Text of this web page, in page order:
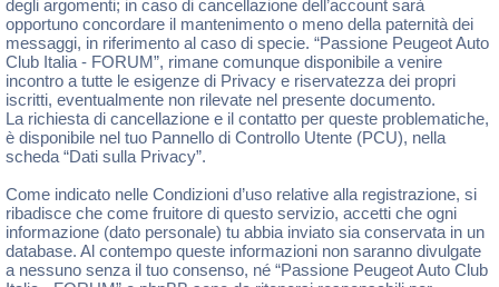
degli argomenti; in caso di cancellazione dell’account sarà
opportuno concordare il mantenimento o meno della paternità dei
messaggi, in riferimento al caso di specie. “Passione Peugeot Auto
Club Italia - FORUM”, rimane comunque disponibile a venire
incontro a tutte le esigenze di Privacy e riservatezza dei propri
iscritti, eventualmente non rilevate nel presente documento.
La richiesta di cancellazione e il contatto per queste problematiche,
è disponibile nel tuo Pannello di Controllo Utente (PCU), nella
scheda “Dati sulla Privacy”.
Come indicato nelle Condizioni d’uso relative alla registrazione, si
ribadisce che come fruitore di questo servizio, accetti che ogni
informazione (dato personale) tu abbia inviato sia conservata in un
database. Al contempo queste informazioni non saranno divulgate
a nessuno senza il tuo consenso, né “Passione Peugeot Auto Club